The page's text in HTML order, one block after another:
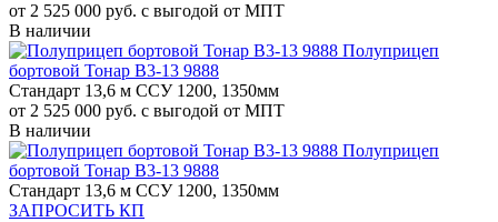
от 2 525 000 руб. с выгодой от МПТ
В наличии
Полуприцеп
бортовой Тонар B3-13 9888
Стандарт 13,6 м ССУ 1200, 1350мм
от 2 525 000 руб. с выгодой от МПТ
В наличии
Полуприцеп
бортовой Тонар B3-13 9888
Стандарт 13,6 м ССУ 1200, 1350мм
ЗАПРОСИТЬ КП